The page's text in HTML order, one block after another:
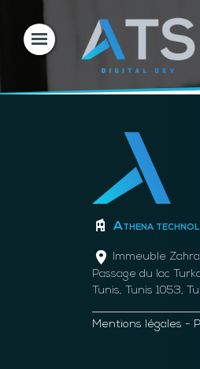
Athena
Immeuble
Passage du lac
Tunis, Tunis 1053,
Mentions légales -